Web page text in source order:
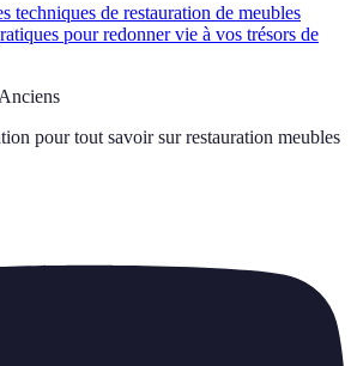
techniques de restauration de meubles
pour redonner vie à vos trésors de
pour tout savoir sur restauration meubles